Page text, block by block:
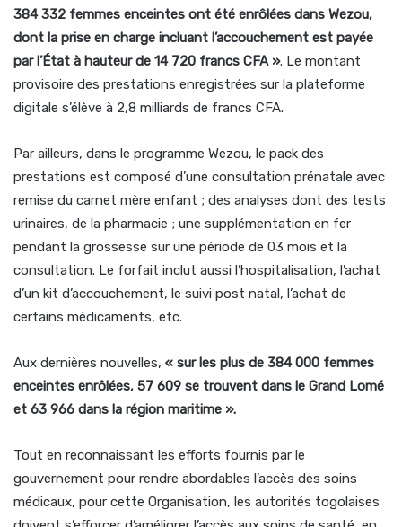
384 332 femmes enceintes ont été enrôlées dans Wezou,
dont la prise en charge incluant l’accouchement est payée
par l’État à hauteur de 14 720 francs CFA ». Le montant
provisoire des prestations enregistrées sur la plateforme
digitale s’élève à 2,8 milliards de francs CFA.
Par ailleurs, dans le programme Wezou, le pack des
prestations est composé d’une consultation prénatale avec
remise du carnet mère enfant ; des analyses dont des tests
urinaires, de la pharmacie ; une supplémentation en fer
pendant la grossesse sur une période de 03 mois et la
consultation. Le forfait inclut aussi l’hospitalisation, l’achat
d’un kit d’accouchement, le suivi post natal, l’achat de
certains médicaments, etc.
Aux dernières nouvelles, « sur les plus de 384 000 femmes
enceintes enrôlées, 57 609 se trouvent dans le Grand Lomé
et 63 966 dans la région maritime ».
Tout en reconnaissant les efforts fournis par le
gouvernement pour rendre abordables l’accès des soins
médicaux, pour cette Organisation, les autorités togolaises